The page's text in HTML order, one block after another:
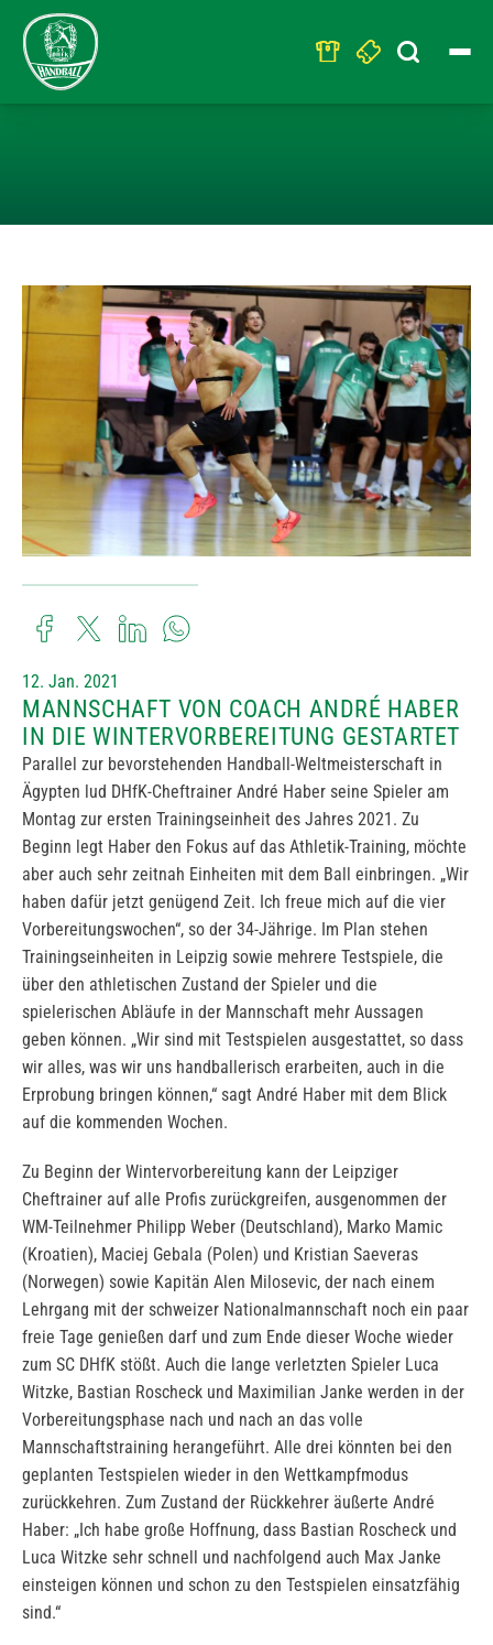
Search
for:
12. Jan. 2021
MANNSCHAFT VON COACH ANDRÉ HABER
IN DIE WINTERVORBEREITUNG GESTARTET
Parallel zur bevorstehenden Handball-Weltmeisterschaft in
Ägypten lud DHfK-Cheftrainer André Haber seine Spieler am
Montag zur ersten Trainingseinheit des Jahres 2021. Zu
Beginn legt Haber den Fokus auf das Athletik-Training, möchte
aber auch sehr zeitnah Einheiten mit dem Ball einbringen. „Wir
haben dafür jetzt genügend Zeit. Ich freue mich auf die vier
Vorbereitungswochen“, so der 34-Jährige. Im Plan stehen
Trainingseinheiten in Leipzig sowie mehrere Testspiele, die
über den athletischen Zustand der Spieler und die
spielerischen Abläufe in der Mannschaft mehr Aussagen
geben können. „Wir sind mit Testspielen ausgestattet, so dass
wir alles, was wir uns handballerisch erarbeiten, auch in die
Erprobung bringen können,“ sagt André Haber mit dem Blick
auf die kommenden Wochen.
Zu Beginn der Wintervorbereitung kann der Leipziger
Cheftrainer auf alle Profis zurückgreifen, ausgenommen der
WM-Teilnehmer Philipp Weber (Deutschland), Marko Mamic
(Kroatien), Maciej Gebala (Polen) und Kristian Saeveras
(Norwegen) sowie Kapitän Alen Milosevic, der nach einem
Lehrgang mit der schweizer Nationalmannschaft noch ein paar
freie Tage genießen darf und zum Ende dieser Woche wieder
zum SC DHfK stößt. Auch die lange verletzten Spieler Luca
Witzke, Bastian Roscheck und Maximilian Janke werden in der
Vorbereitungsphase nach und nach an das volle
Mannschaftstraining herangeführt. Alle drei könnten bei den
geplanten Testspielen wieder in den Wettkampfmodus
zurückkehren. Zum Zustand der Rückkehrer äußerte André
Haber: „Ich habe große Hoffnung, dass Bastian Roscheck und
Luca Witzke sehr schnell und nachfolgend auch Max Janke
einsteigen können und schon zu den Testspielen einsatzfähig
sind.“